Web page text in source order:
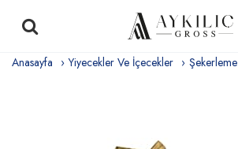
Anasayfa Yiyecekler Ve İçecekler Şekerleme